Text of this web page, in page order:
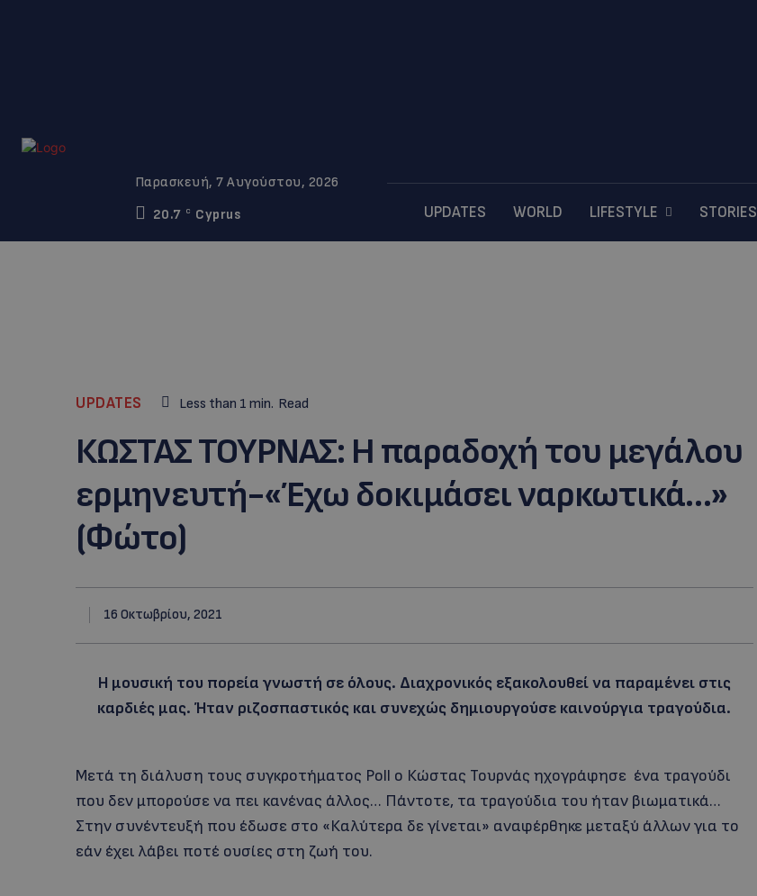
Παρασκευή, 7 Αυγούστου, 2026
20.7
C Cyprus UPDATES WORLD LIFESTYLE STORIES
UPDATES Less than 1 min. Read
ΚΩΣΤΑΣ ΤΟΥΡΝΑΣ: H παραδοχή του μεγάλου
ερμηνευτή-«Έχω δοκιμάσει ναρκωτικά…»
(Φώτο)
16 Οκτωβρίου, 2021
Η μουσική του πορεία γνωστή σε όλους. Διαχρονικός εξακολουθεί να παραμένει στις
καρδιές μας. Ήταν ριζοσπαστικός και συνεχώς δημιουργούσε καινούργια τραγούδια.
Μετά τη διάλυση τους συγκροτήματος Poll ο Κώστας Τουρνάς ηχογράφησε ένα τραγούδι
που δεν μπορούσε να πει κανένας άλλος… Πάντοτε, τα τραγούδια του ήταν βιωματικά…
Στην συνέντευξή που έδωσε στο «Καλύτερα δε γίνεται» αναφέρθηκε μεταξύ άλλων για το
εάν έχει λάβει ποτέ ουσίες στη ζωή του.